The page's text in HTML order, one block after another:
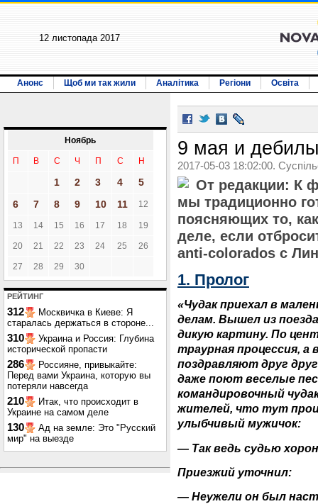
12 листопада 2017
Анонс Щоб ми так жили Аналітика Регіони Освіта
Ноябрь
П В С Ч П С Н
1 2 3 4
5
6
7 8 9 10 11 12
13 14 15 16 17 18 19
20 21 22 23 24 25 26
27 28 29 30
РЕЙТИНГ
312
Москвичка в Киеве: Я
старалась держаться в стороне...
310
Украина и Россия: Глубина
исторической пропасти
286
Россияне, привыкайте:
Перед вами Украина, которую вы
потеряли навсегда
210
Итак, что происходит в
Украине на самом деле
130
Ад на земле: Это "Русский
мир" на выезде
9 мая и дебилы
2017-05-03 18:02:00.
От редакции: К
мы традиционно
поясняющих то,
деле, если
anti-colorados с
1. Пролог
«Чудак приехал в
делам. Вышел из
дикую картину. По
траурная процессия,
поздравляют друг
даже поют веселые
командировочный
жителей, что тут
улыбчивый мужичок:
— Так ведь судью
Приезжий уточнил:
— Неужели он был